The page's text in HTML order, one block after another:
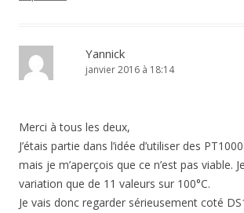
Yannick
janvier 2016 à 18:14
Merci à tous les deux,
J’étais partie dans l’idée d’utiliser des
mais je m’aperçois que ce n’est pas viable.
variation que de 11 valeurs sur 100°C.
Je vais donc regarder sérieusement coté